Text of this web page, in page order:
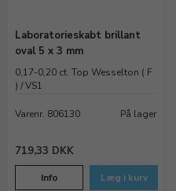
Laboratorieskabt brillant
oval 5 x 3 mm
0,17-0,20 ct. Top Wesselton ( F
) / VS1
Varenr. 806130 På lager
719,33 DKK
Info Læg i kurv